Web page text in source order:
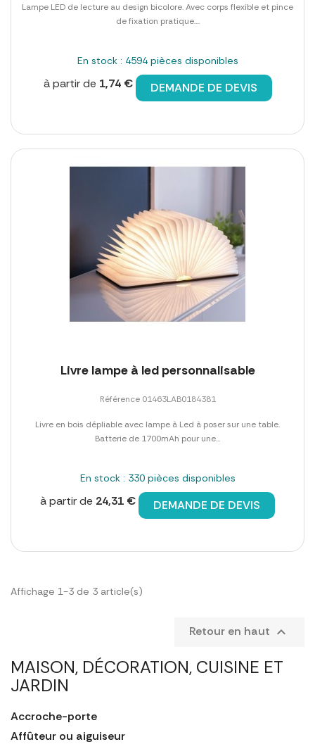
MAISON, DÉCORATION, CUISINE ET
JARDIN
Accroche-porte
Affûteur ou aiguiseur
Lampe LED de lecture au design bicolore. Avec corps flexible et pince
de fixation pratique....
En stock : 4594 pièces disponibles
à partir de 1,74 € DEMANDE DE DEVIS
Livre lampe à led personnalisable
Référence 01463LAB0184381
Livre en bois dépliable avec lampe à Led à poser sur une table.
Batterie de 1700mAh pour une...
En stock : 330 pièces disponibles
à partir de 24,31 € DEMANDE DE DEVIS
Affichage 1-3 de 3 article(s)
Retour en haut 